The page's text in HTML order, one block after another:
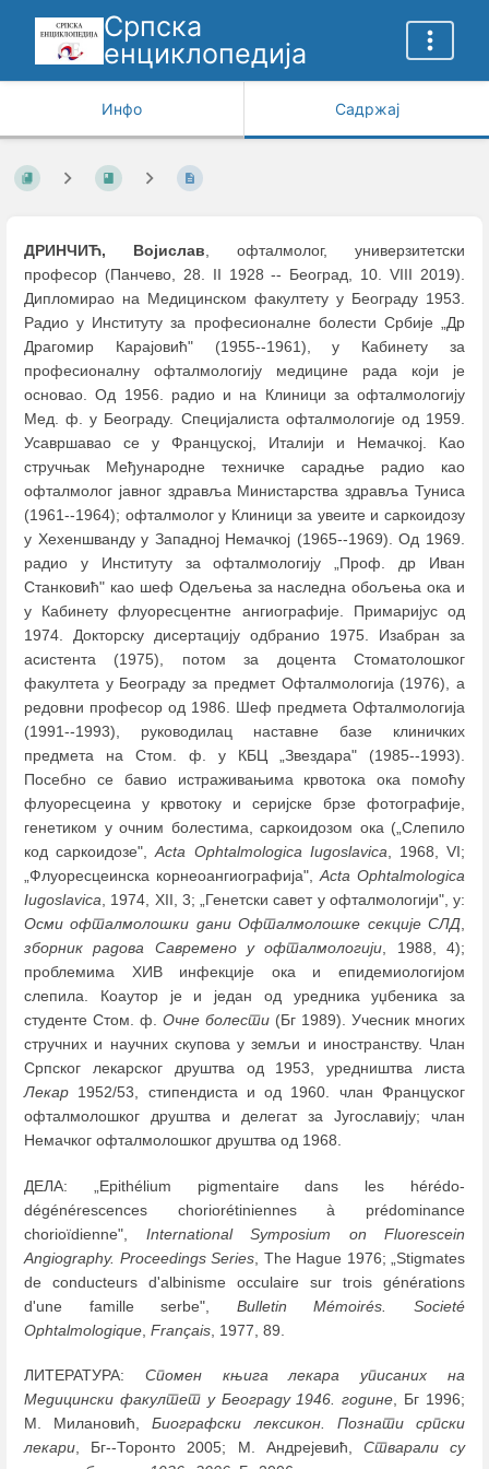
Српска
енциклопедија
Инфо Садржај
ДРИНЧИЋ, Војислав, офталмолог, универзитетски
професор (Панчево, 28. II 1928 -- Београд, 10. VIII 2019).
Дипломирао на Медицинском факултету у Београду 1953.
Радио у Институту за професионалне болести Србије „Др
Драгомир Карајовић" (1955--1961), у Кабинету за
професионалну офталмологију медицине рада који је
основао. Од 1956. радио и на Клиници за офталмологију
Мед. ф. у Београду. Специјалиста офталмологије од 1959.
Усавршавао се у Француској, Италији и Немачкој. Као
стручњак Међународне техничке сарадње радио као
офталмолог јавног здравља Министарства здравља Туниса
(1961--1964); офталмолог у Клиници за увеите и саркоидозу
у Хехеншванду у Западној Немачкој (1965--1969). Од 1969.
радио у Институту за офталмологију „Проф. др Иван
Станковић" као шеф Одељења за наследна обољења ока и
у Кабинету флуоресцентне ангиографије. Примаријус од
1974. Докторску дисертацију одбранио 1975. Изабран за
асистента (1975), потом за доцента Стоматолошког
факултета у Београду за предмет Офталмологија (1976), а
редовни професор од 1986. Шеф предмета Офталмологија
(1991--1993), руководилац наставне базе клиничких
предмета на Стом. ф. у КБЦ „Звездара" (1985--1993).
Посебно се бавио истраживањима крвотока ока помоћу
флуоресцеина у крвотоку и серијске брзе фотографије,
генетиком у очним болестима, саркоидозом ока („Слепило
код саркоидозе",Acta Ophtalmologica Iugoslavica, 1968, VI;
„Флуоресцеинска корнеоангиографија",Acta Ophtalmologica
Iugoslavica, 1974, XII, 3; „Генетски савет у офталмологији", у:
Осми офталмолошки дани Офталмолошке секције СЛД,
зборник радова
Савремено у офталмологији, 1988, 4);
проблемима ХИВ инфекције ока и епидемиологијом
слепила. Коаутор је и један од уредника уџбеника за
студенте Стом. ф. Очне болести (Бг 1989). Учесник многих
стручних и научних скупова у земљи и иностранству. Члан
Српског лекарског друштва од 1953, уредништва листа
Лекар 1952/53, стипендиста и од 1960. члан Француског
офталмолошког друштва и делегат за Југославију; члан
Немачког офталмолошког друштва од 1968.
ДЕЛА: „Epithélium pigmentaire dans les hérédo-
dégénérescences choriorétiniennes à prédominance
chorioïdienne", International Symposium on Fluorescein
Angiography. Proceedings Series , The Hague 1976; „Stigmates
de conducteurs d'albinisme occulaire sur trois générations
d'une famille serbe", Bulletin Mémoirés. Societé
Ophtalmologique Français , 1977, 89.
ЛИТЕРАТУРА: Спомен књига лекара уписаних на
Медицински факултет у Београду 1946. године , Бг 1996;
М. Милановић,Биографски лексикон. Познати српски
лекари , Бг--Торонто 2005; М. Андрејевић, Стварали су